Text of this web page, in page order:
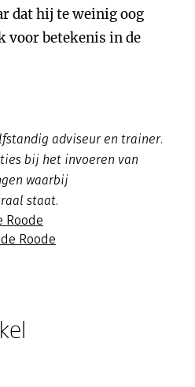
dat hij te weinig oog
voor betekenis in de
adviseur en trainer.
bij het invoeren van
waarbij
staat.
Roode
Roode